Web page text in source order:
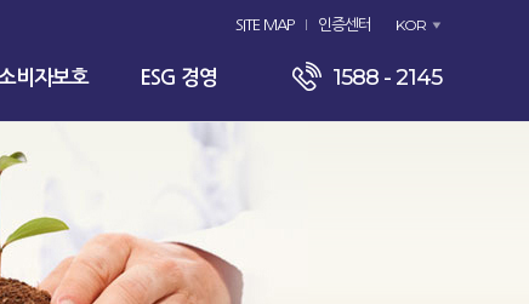
SITE MAP 인증센터 KOR
비자보호 ESG 경영 1588 - 2145